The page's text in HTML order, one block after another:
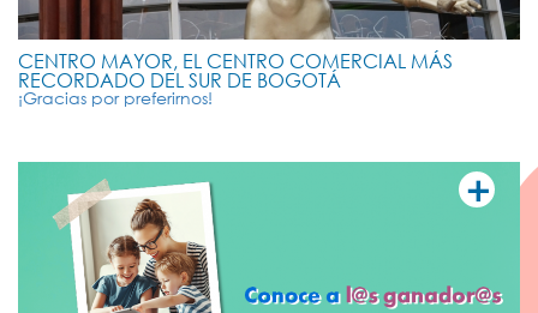
CENTRO MAYOR, EL CENTRO COMERCIAL MÁS
RECORDADO DEL SUR DE BOGOTÁ
¡Gracias por preferirnos!
VER
+